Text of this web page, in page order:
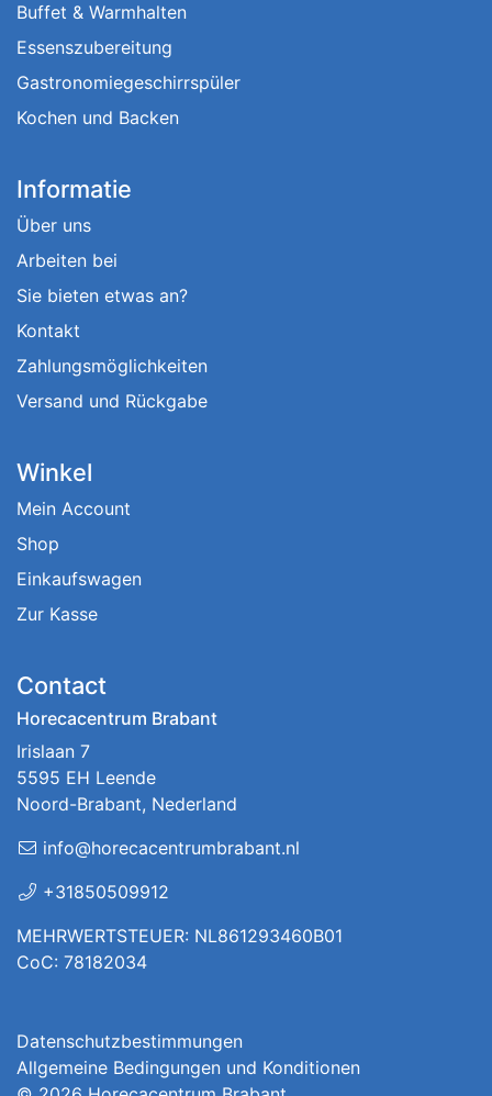
Buffet & Warmhalten
Essenszubereitung
Gastronomiegeschirrspüler
Kochen und Backen
Informatie
Über uns
Arbeiten bei
Sie bieten etwas an?
Kontakt
Zahlungsmöglichkeiten
Versand und Rückgabe
Winkel
Mein Account
Shop
Einkaufswagen
Zur Kasse
Contact
Horecacentrum Brabant
Irislaan 7
5595 EH Leende
Noord-Brabant, Nederland
info@horecacentrumbrabant.nl
+31850509912
MEHRWERTSTEUER: NL861293460B01
CoC: 78182034
Datenschutzbestimmungen
Allgemeine Bedingungen und Konditionen